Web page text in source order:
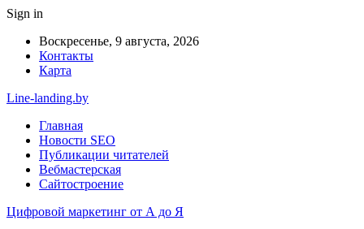
Sign in
Воскресенье, 9 августа, 2026
Контакты
Карта
Line-landing.by
Главная
Новости SEO
Публикации читателей
Вебмастерская
Сайтостроение
Цифровой маркетинг от А до Я